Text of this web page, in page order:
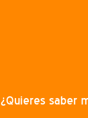
¿Quieres saber